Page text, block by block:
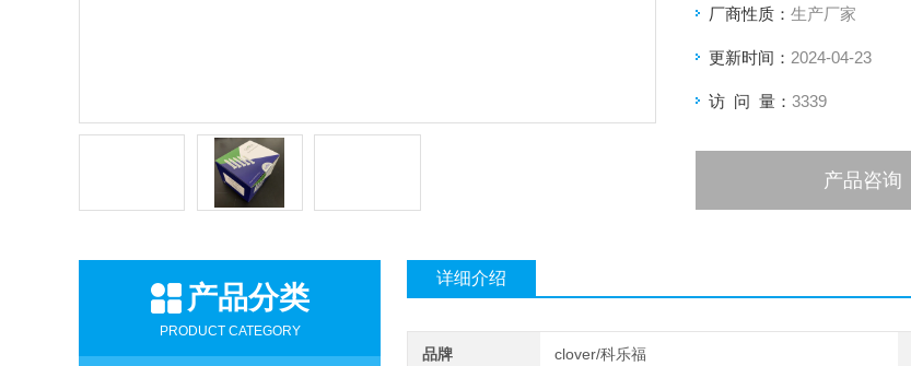
厂商性质： 生产厂家
更新时间： 2024-04-23
访 问 量： 3339
产品咨询
产品分类
PRODUCT CATEGORY
详细介绍
品牌 clover/科乐福